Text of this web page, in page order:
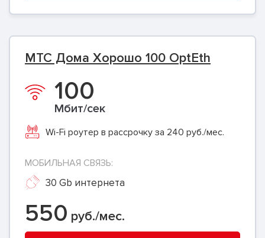
МТС Дома Хорошо 100 OptEth
100
Мбит/сек
Wi-Fi роутер в рассрочку за 240 руб./мес.
МОБИЛЬНАЯ СВЯЗЬ:
30 Gb интернета
550 руб./мес.